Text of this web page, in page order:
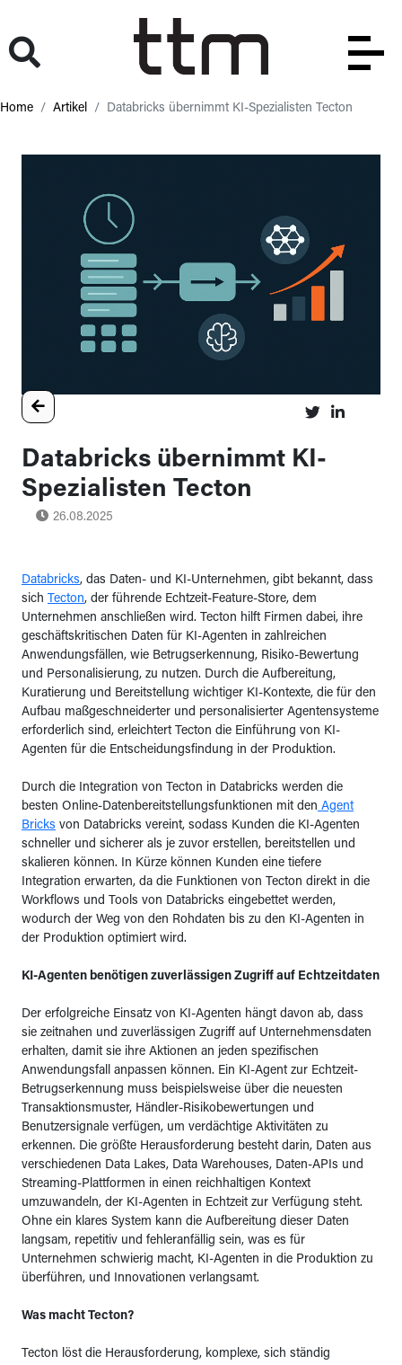
Home Artikel Databricks übernimmt KI-Spezialisten Tecton
Databricks übernimmt KI-
Spezialisten Tecton
26.08.2025
Databricks, das Daten- und KI-Unternehmen, gibt bekannt, dass
sich Tecton, der führende Echtzeit-Feature-Store, dem
Unternehmen anschließen wird. Tecton hilft Firmen dabei, ihre
geschäftskritischen Daten für KI-Agenten in zahlreichen
Anwendungsfällen, wie Betrugserkennung, Risiko-Bewertung
und Personalisierung, zu nutzen. Durch die Aufbereitung,
Kuratierung und Bereitstellung wichtiger KI-Kontexte, die für den
Aufbau maßgeschneiderter und personalisierter Agentensysteme
erforderlich sind, erleichtert Tecton die Einführung von KI-
Agenten für die Entscheidungsfindung in der Produktion.
Durch die Integration von Tecton in Databricks werden die
besten Online-Datenbereitstellungsfunktionen mit den Agent
Bricks von Databricks vereint, sodass Kunden die KI-Agenten
schneller und sicherer als je zuvor erstellen, bereitstellen und
skalieren können. In Kürze können Kunden eine tiefere
Integration erwarten, da die Funktionen von Tecton direkt in die
Workflows und Tools von Databricks eingebettet werden,
wodurch der Weg von den Rohdaten bis zu den KI-Agenten in
der Produktion optimiert wird.
KI-Agenten benötigen zuverlässigen Zugriff auf Echtzeitdaten
Der erfolgreiche Einsatz von KI-Agenten hängt davon ab, dass
sie zeitnahen und zuverlässigen Zugriff auf Unternehmensdaten
erhalten, damit sie ihre Aktionen an jeden spezifischen
Anwendungsfall anpassen können. Ein KI-Agent zur Echtzeit-
Betrugserkennung muss beispielsweise über die neuesten
Transaktionsmuster, Händler-Risikobewertungen und
Benutzersignale verfügen, um verdächtige Aktivitäten zu
erkennen. Die größte Herausforderung besteht darin, Daten aus
verschiedenen Data Lakes, Data Warehouses, Daten-APIs und
Streaming-Plattformen in einen reichhaltigen Kontext
umzuwandeln, der KI-Agenten in Echtzeit zur Verfügung steht.
Ohne ein klares System kann die Aufbereitung dieser Daten
langsam, repetitiv und fehleranfällig sein, was es für
Unternehmen schwierig macht, KI-Agenten in die Produktion zu
überführen, und Innovationen verlangsamt.
Was macht Tecton?
Tecton löst die Herausforderung, komplexe, sich ständig